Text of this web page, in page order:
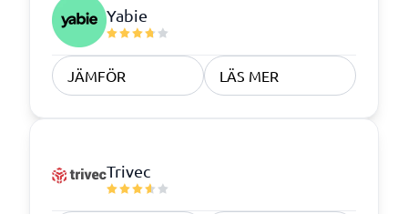
Yabie
JÄMFÖR LÄS MER
Trivec